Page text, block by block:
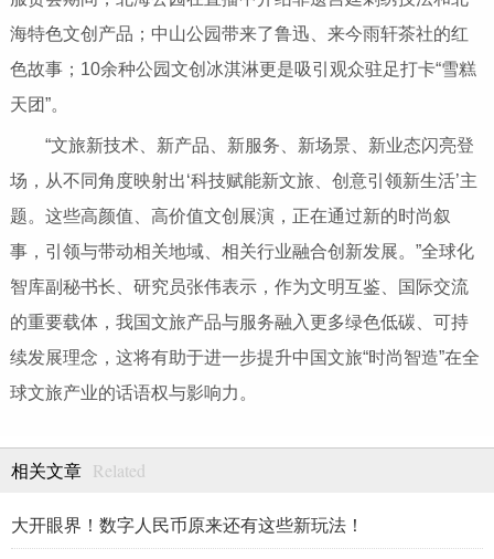
海特色文创产品；中山公园带来了鲁迅、来今雨轩茶社的红
色故事；10余种公园文创冰淇淋更是吸引观众驻足打卡“雪糕
天团”。
“文旅新技术、新产品、新服务、新场景、新业态闪亮登
场，从不同角度映射出‘科技赋能新文旅、创意引领新生活’主
题。这些高颜值、高价值文创展演，正在通过新的时尚叙
事，引领与带动相关地域、相关行业融合创新发展。”全球化
智库副秘书长、研究员张伟表示，作为文明互鉴、国际交流
的重要载体，我国文旅产品与服务融入更多绿色低碳、可持
续发展理念，这将有助于进一步提升中国文旅“时尚智造”在全
球文旅产业的话语权与影响力。
相关文章 Related
大开眼界！数字人民币原来还有这些新玩法！